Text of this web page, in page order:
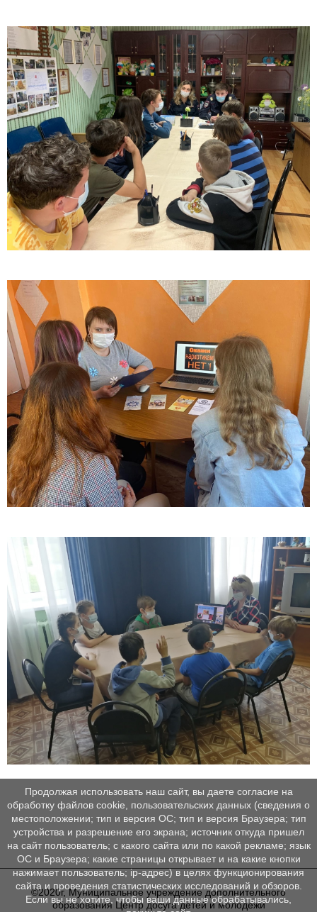
©2020г, Муниципальное учреждение дополнительного
образования Центр досуга детей и молодежи
Продолжая использовать наш сайт, вы даете согласие на
обработку файлов cookie, пользовательских данных (сведения о
местоположении; тип и версия ОС; тип и версия Браузера; тип
устройства и разрешение его экрана; источник откуда пришел
на сайт пользователь; с какого сайта или по какой рекламе; язык
ОС и Браузера; какие страницы открывает и на какие кнопки
нажимает пользователь; ip-адрес) в целях функционирования
сайта и проведения статистических исследований и обзоров.
Если вы не хотите, чтобы ваши данные обрабатывались,